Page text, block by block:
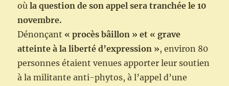
oùla question de son appel sera tranchée le 10
novembre.
Dénonçant « procès bâillon » et « grave
atteinte à la liberté d’expression », environ 80
personnes étaient venues apporter leur soutien
à la militante anti-phytos, à l’appel d’une